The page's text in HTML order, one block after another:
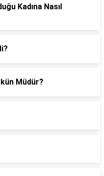
Kadına Nasıl
Müdür?